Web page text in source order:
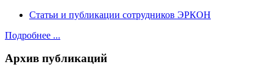
Статьи и публикации сотрудников ЭРКОН
Подробнее ...
Архив публикаций